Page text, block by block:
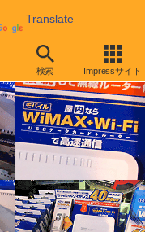
Translate
検索 Impressサイト
7月1日に発売